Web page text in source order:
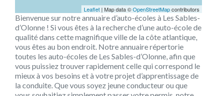
Leaflet | Map data ©OpenStreetMapcontributors
Bienvenue sur notre annuaire d’auto-écoles à Les Sables-
d’Olonne ! Si vous êtes à la recherche d’une auto-école de
qualité dans cette magnifique ville de la côte atlantique,
vous êtes au bon endroit. Notre annuaire répertorie
toutes les auto-écoles de Les Sables-d’Olonne, afin que
vous puissiez trouver rapidement celle qui correspond le
mieux à vos besoins et à votre projet d’apprentissage de
la conduite. Que vous soyez jeune conducteur ou que